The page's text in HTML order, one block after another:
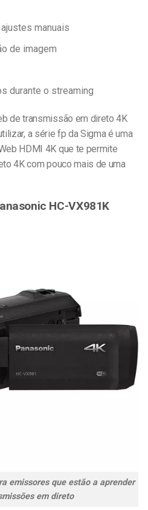
manuais
de imagem
durante o streaming
de transmissão em direto 4K
a série fp da Sigma é uma
HDMI 4K que te permite
4K com pouco mais de uma
HC-VX981K
emissores que estão a aprender
em direto